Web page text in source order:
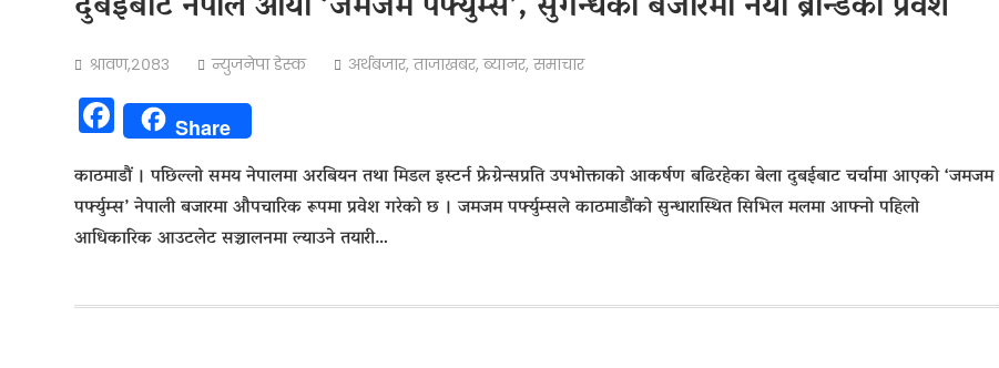
श्रावण,२०८३ न्युजनेपा डेस्क अर्थबजार,ताजाखबर,ब्यानर, समाचार
Facebook
Share
काठमाडौं । पछिल्लो समय नेपालमा अरबियन तथा मिडल इस्टर्न फ्रेग्रेन्सप्रति उपभोक्ताको आकर्षण बढिरहेका बेला दुबईबाट चर्चामा आएको ‘जमजम
पर्फ्युम्स’ नेपाली बजारमा औपचारिक रूपमा प्रवेश गरेको छ । जमजम पर्फ्युम्सले काठमाडौंको सुन्धारास्थित सिभिल मलमा आफ्नो पहिलो
आधिकारिक आउटलेट सञ्चालनमा ल्याउने तयारी…